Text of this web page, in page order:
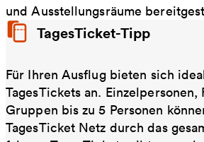
und Ausstellungsräume
TagesTicket-Tipp
Für Ihren Ausflug bieten sich
TagesTickets an.
Gruppen bis zu 5 Personen
TagesTicket Netz durch das